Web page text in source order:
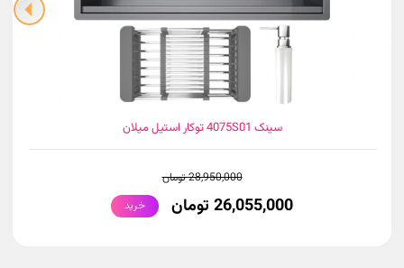
سینک 4075S01 توکار استیل میلان
28,950,000 تومان
26,055,000 تومان خرید